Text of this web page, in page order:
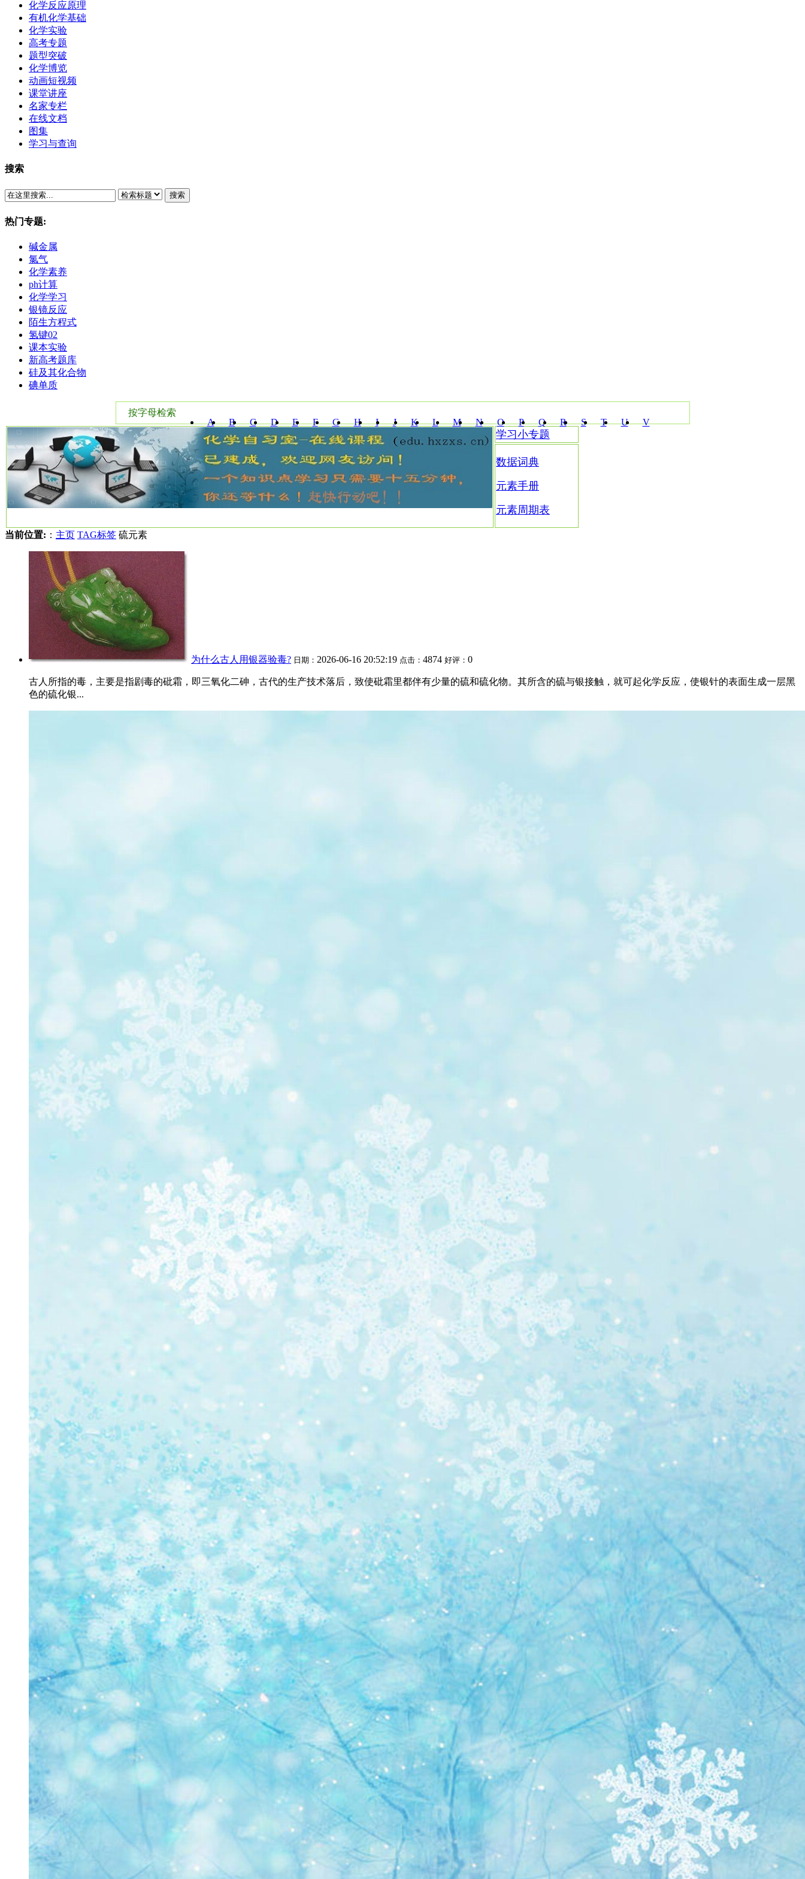
化学反应原理
有机化学基础
化学实验
高考专题
题型突破
化学博览
动画短视频
课堂讲座
名家专栏
在线文档
图集
学习与查询
搜索
搜索
热门专题:
碱金属
氯气
化学素养
ph计算
化学学习
银镜反应
陌生方程式
氢键02
课本实验
新高考题库
硅及其化合物
碘单质
按字母检索
A
B C D E F G H I J K L M N O P Q R S T U V
W X Y Z
学习小专题
数据词典
元素手册
元素周期表
当前位置: ： 主页 TAG标签 硫元素
为什么古人用银器验毒? 日期： 2026-06-16 20:52:19 点击： 4874 好评： 0
古人所指的毒，主要是指剧毒的砒霜，即三氧化二砷，古代的生产技术落后，致使砒霜里都伴有少量的硫和硫化物。其所含的硫与银接触，就可起化学反应，使银针的表面生成一层黑
色的硫化银...